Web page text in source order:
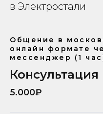
в Электростали
Общение в
онлайн формате
мессенджер (1
Консультация
5.000₽